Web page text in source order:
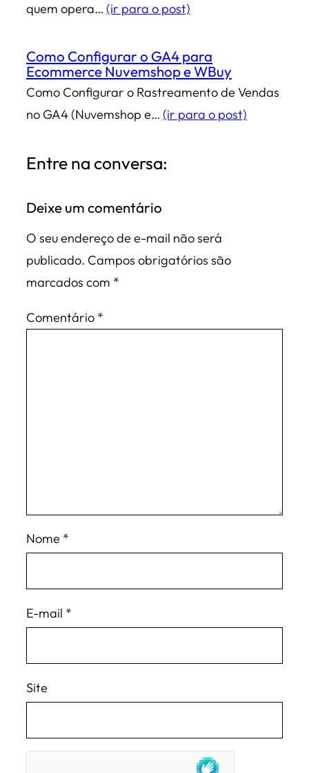
quem opera… (ir para o post)
Como Configurar o GA4 para
Ecommerce Nuvemshop e WBuy
Como Configurar o Rastreamento de Vendas
no GA4 (Nuvemshop e… (ir para o post)
Entre na conversa:
Deixe um comentário
O seu endereço de e-mail não será
publicado. Campos obrigatórios são
marcados com *
Comentário *
Nome *
E-mail *
Site